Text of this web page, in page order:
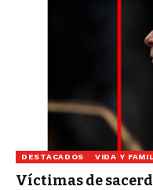
DESTACADOS VIDA Y
Víctimas de